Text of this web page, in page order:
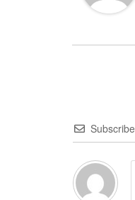
Subscribe